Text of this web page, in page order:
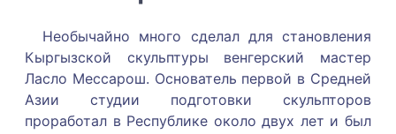
Необычайно много сделал для становления
Кыргызской скульптуры венгерский мастер
Ласло Мессарош. Основатель первой в Средней
Азии студии подготовки скульпторов
проработал в Республике около двух лет и был